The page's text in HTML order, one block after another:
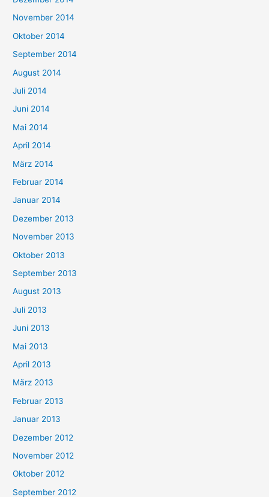
November 2014
Oktober 2014
September 2014
August 2014
Juli 2014
Juni 2014
Mai 2014
April 2014
März 2014
Februar 2014
Januar 2014
Dezember 2013
November 2013
Oktober 2013
September 2013
August 2013
Juli 2013
Juni 2013
Mai 2013
April 2013
März 2013
Februar 2013
Januar 2013
Dezember 2012
November 2012
Oktober 2012
September 2012